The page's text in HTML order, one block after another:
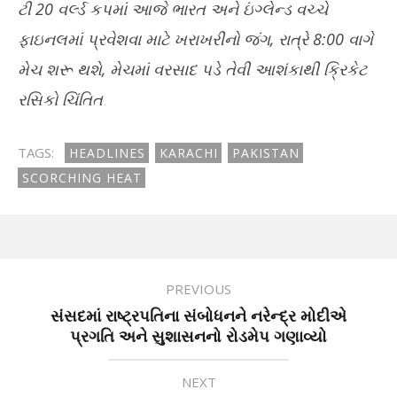
ટી 20 વર્લ્ડ કપમાં આજે ભારત અને ઇંગ્લેન્ડ વચ્ચે
ફાઇનલમાં પ્રવેશવા માટે ખરાખરીનો જંગ, રાત્રે 8:00 વાગે
મેચ શરૂ થશે, મેચમાં વરસાદ પડે તેવી આશંકાથી ક્રિકેટ
રસિકો ચિંતિત
TAGS: HEADLINES KARACHI
PAKISTAN
SCORCHING HEAT
PREVIOUS
સંસદમાં રાષ્ટ્રપતિના સંબોધનને નરેન્દ્ર મોદીએ
પ્રગતિ અને સુશાસનનો રોડમેપ ગણાવ્યો
NEXT